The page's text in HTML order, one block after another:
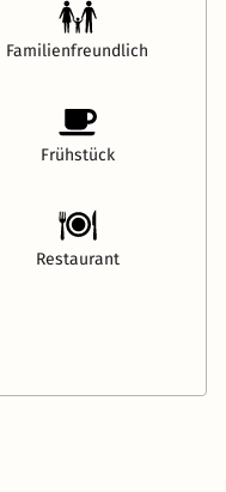
Familienfreundlich
Frühstück
Restaurant